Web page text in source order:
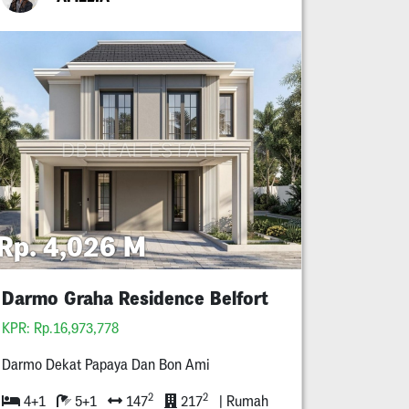
4,026 M
Darmo Graha Residence Belfort
KPR: Rp.16,973,778
Darmo Dekat Papaya Dan Bon Ami
4+1 5+1 1472 2172 | Rumah